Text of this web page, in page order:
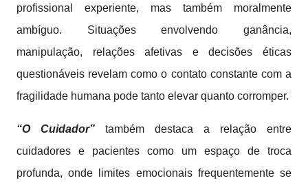
profissional experiente, mas também moralmente
ambíguo. Situações envolvendo ganância,
manipulação, relações afetivas e decisões éticas
questionáveis revelam como o contato constante com a
fragilidade humana pode tanto elevar quanto corromper.
“O Cuidador” também destaca a relação entre
cuidadores e pacientes como um espaço de troca
profunda, onde limites emocionais frequentemente se